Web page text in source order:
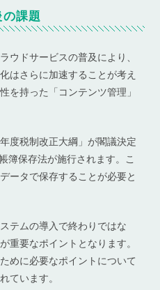
課題
ウドサービスの普及により、
はさらに加速することが考え
を持った「コンテンツ管理」
度税制改正大綱」が閣議決定
簿保存法が施行されます。こ
ータで保存することが必要と
テムの導入で終わりではな
重要なポイントとなります。
めに必要なポイントについて
ています。